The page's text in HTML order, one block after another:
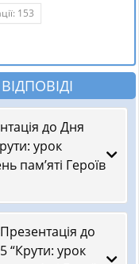
153
до Дня
урок
пам’яті Героїв
до
“Крути: урок